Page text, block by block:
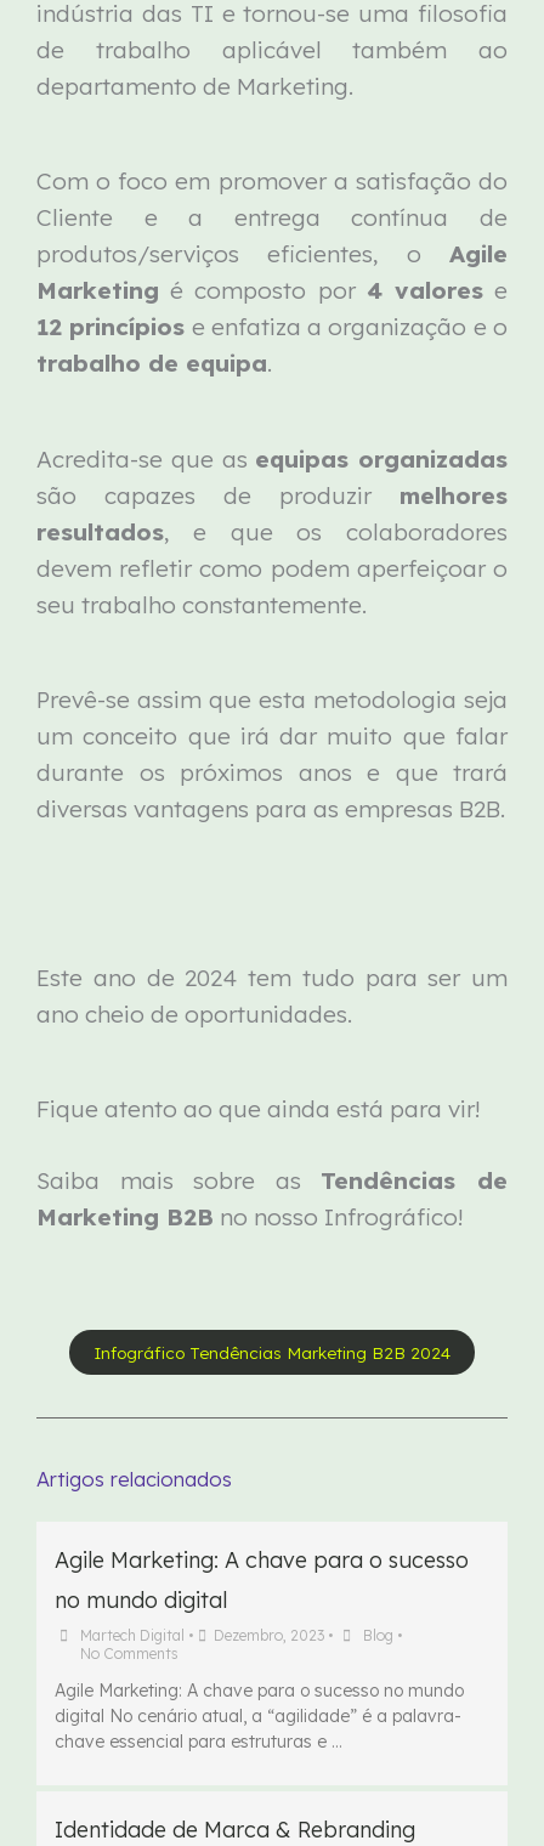
indústria das TI e tornou-se uma filosofia
de trabalho aplicável também ao
departamento de Marketing.
Com o foco em promover a satisfação do
Cliente e a entrega contínua de
produtos/serviços eficientes, o Agile
Marketing é composto por 4 valorese
12 princípios e enfatiza a organização e o
trabalho de equipa.
Acredita-se que as equipas organizadas
são capazes de produzir melhores
resultados, e que os colaboradores
devem refletir como podem aperfeiçoar o
seu trabalho constantemente.
Prevê-se assim que esta metodologia seja
um conceito que irá dar muito que falar
durante os próximos anos e que trará
diversas vantagens para as empresas B2B.
Este ano de 2024 tem tudo para ser um
ano cheio de oportunidades.
Fique atento ao que ainda está para vir!
Saiba mais sobre as Tendências de
Marketing B2B no nosso Infrográfico!
Infográfico Tendências Marketing B2B 2024
Artigos relacionados
Agile Marketing: A chave para o sucesso
no mundo digital
Martech Digital • Dezembro, 2023 • Blog •
No Comments
Agile Marketing: A chave para o sucesso no mundo
digital No cenário atual, a “agilidade” é a palavra-
chave essencial para estruturas e …
Identidade de Marca & Rebranding